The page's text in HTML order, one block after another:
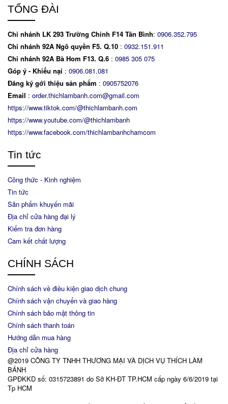
TỔNG ĐÀI
Chi nhánh LK 293 Trường Chinh F14 Tân Bình: 0906.352.795
Chi nhánh 92A Ngô quyền F5. Q.10 : 0932.151.911
Chi nhánh 92A Bà Hom F13. Q.6 : 0985 305 075
Góp ý - Khiếu nại : 0906.081.081
Đăng ký gới thiệu sản phẩm : 0905752076
Email : order.thichlambanh.com@gmail.com
https://www.tiktok.com/@thichlambanh.com
https://www.youtube.com/@thichlambanh
https://www.facebook.com/thichlambanhchamcom
Tin tức
Công thức - Kinh nghiệm
Tin tức
Sản phẩm khuyến mãi
Địa chỉ cửa hàng đại lý
Kiểm tra đơn hàng
Cam kết chất lượng
CHÍNH SÁCH
Chính sách về điều kiện giao dịch chung
Chính sách vận chuyển và giao hàng
Chính sách bảo mật thông tin
Chính sách thanh toán
Hướng dẫn mua hàng
Địa chỉ cửa hàng
@2019 CÔNG TY TNHH THƯƠNG MẠI VÀ DỊCH VỤ THÍCH LÀM
BÁNH
GPĐKKD số: 0315723891 do Sở KH-ĐT TP.HCM cấp ngày 6/6/2019 tại
Tp HCM